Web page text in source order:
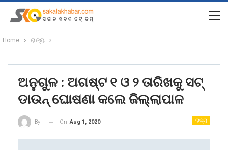
Home ରାଜ୍ୟ
ଅନୁଗୁଳ : ଅଗଷ୍ଟ ୧ ଓ ୨ ତାରିଖକୁ ସଟ୍
ଡାଉନ୍ ଘୋଷଣା କଲେ ଜିଲ୍ଲାପାଳ
ରାଜ୍ୟ
By On Aug 1, 2020